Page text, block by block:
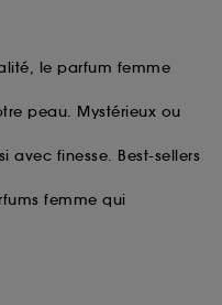
le parfum femme
peau. Mystérieux ou
finesse. Best-sellers
femme qui
sur les cookies